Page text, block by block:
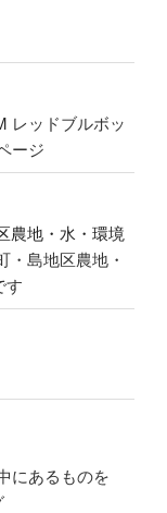
レッドブルボッ
ージ
農地・水・環境
・島地区農地・
す
にあるものを